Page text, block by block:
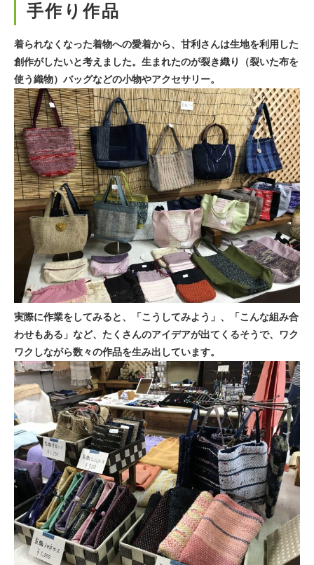
手作り作品
着られなくなった着物への愛着から、甘利さんは生地を利用した
創作がしたいと考えました。生まれたのが裂き織り（裂いた布を
使う織物）バッグなどの小物やアクセサリー。
実際に作業をしてみると、「こうしてみよう」、「こんな組み合
わせもある」など、たくさんのアイデアが出てくるそうで、ワク
ワクしながら数々の作品を生み出しています。